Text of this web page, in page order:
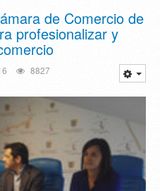
de Comercio de
profesionalizar y
8827